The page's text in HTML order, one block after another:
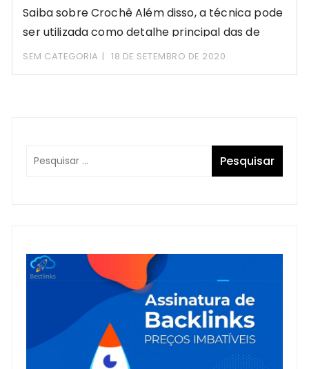
Saiba sobre Crochê Além disso, a técnica pode
ser utilizada como detalhe principal das de
SEM CATEGORIA 18 DE SETEMBRO DE 2020